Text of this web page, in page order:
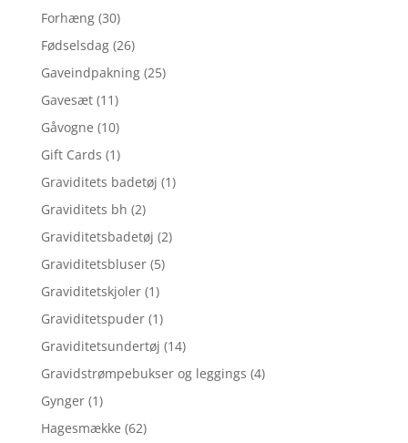
Forhæng (30)
Fødselsdag (26)
Gaveindpakning (25)
Gavesæt (11)
Gåvogne (10)
Gift Cards (1)
Graviditets badetøj (1)
Graviditets bh (2)
Graviditetsbadetøj (2)
Graviditetsbluser (5)
Graviditetskjoler (1)
Graviditetspuder (1)
Graviditetsundertøj (14)
Gravidstrømpebukser og leggings (4)
Gynger (1)
Hagesmække (62)